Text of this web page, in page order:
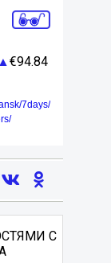
94.84
7days/
С